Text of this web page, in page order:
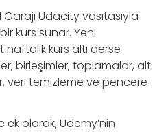
Udacity vasıtasıyla
kurs sunar. Yeni
kurs altı derse
birleşimler, toplamalar, alt
veri temizleme ve pencere
olarak, Udemy’nin